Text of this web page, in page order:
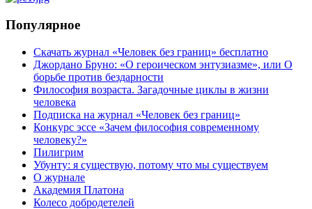
Популярное
Скачать журнал «Человек без границ» бесплатно
Джордано Бруно: «О героическом энтузиазме», или О
борьбе против бездарности
Философия возраста. Загадочные циклы в жизни
человека
Подписка на журнал «Человек без границ»
Конкурс эссе «Зачем философия современному
человеку?»
Пилигрим
Убунту: я существую, потому что мы существуем
О журнале
Академия Платона
Колесо добродетелей